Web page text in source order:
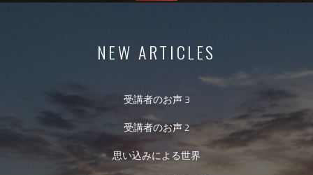
NEW ARTICLES
受講者のお声 3
受講者のお声 2
思い込みによる世界